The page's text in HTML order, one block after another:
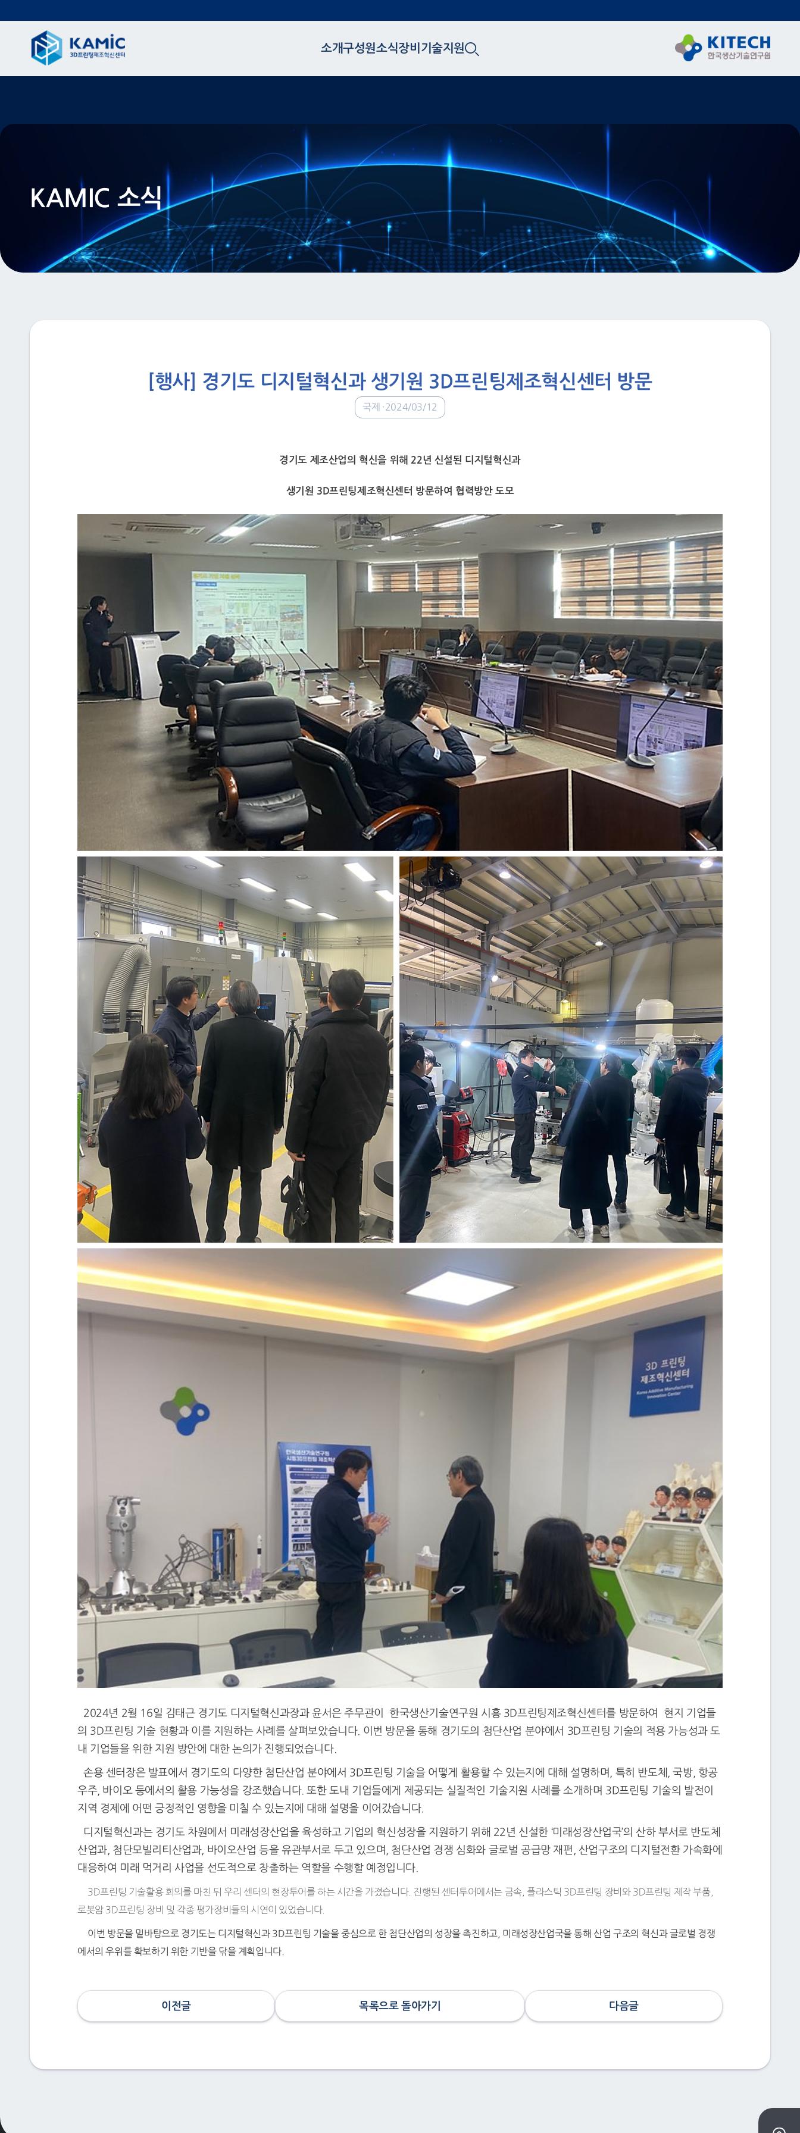
소개구성원소식장비 기술지원
KAMIC 소식
[행사] 경기도 디지털혁신과 생기원 3D프린팅제조혁신센터 방문
국제 2024/03/12
경기도 제조산업의 혁신을 위해 22년 신설된 디지털혁신과
생기원 3D프린팅제조혁신센터 방문하여 협력방안 도모
2024년 2월 16일 김태근 경기도 디지털혁신과장과 윤서은 주무관이 한국생산기술연구원 시흥 3D프린팅제조혁신센터를 방문하여 현지 기업들
의 3D프린팅 기술 현황과 이를 지원하는 사례를 살펴보았습니다. 이번 방문을 통해 경기도의 첨단산업 분야에서 3D프린팅 기술의 적용 가능성과 도
내 기업들을 위한 지원 방안에 대한 논의가 진행되었습니다.
손용 센터장은 발표에서 경기도의 다양한 첨단산업 분야에서 3D프린팅 기술을 어떻게 활용할 수 있는지에 대해 설명하며, 특히 반도체, 국방, 항공
우주, 바이오 등에서의 활용 가능성을 강조했습니다. 또한 도내 기업들에게 제공되는 실질적인 기술지원 사례를 소개하며 3D프린팅 기술의 발전이
지역 경제에 어떤 긍정적인 영향을 미칠 수 있는지에 대해 설명을 이어갔습니다.
디지털혁신과는 경기도 차원에서 미래성장산업을 육성하고 기업의 혁신성장을 지원하기 위해 22년 신설한 ‘미래성장산업국’의 산하 부서로 반도체
산업과, 첨단모빌리티산업과, 바이오산업 등을 유관부서로 두고 있으며, 첨단산업 경쟁 심화와 글로벌 공급망 재편, 산업구조의 디지털전환 가속화에
대응하여 미래 먹거리 사업을 선도적으로 창출하는 역할을 수행할 예정입니다.
3D프린팅 기술활용 회의를 마친 뒤 우리 센터의 현장투어를 하는 시간을 가졌습니다. 진행된 센터투어에서는 금속, 플라스틱 3D프린팅 장비와 3D프린팅 제작 부품,
로봇암 3D프린팅 장비 및 각종 평가장비들의 시연이 있었습니다.
이번 방문을 밑바탕으로 경기도는 디지털혁신과 3D프린팅 기술을 중심으로 한 첨단산업의 성장을 촉진하고, 미래성장산업국을 통해 산업 구조의 혁신과 글로벌 경쟁
에서의 우위를 확보하기 위한 기반을 닦을 계획입니다.
이전글 목록으로 돌아가기 다음글